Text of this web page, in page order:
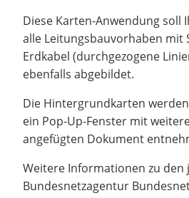
Diese Karten-Anwendung soll
alle Leitungsbauvorhaben mit
Erdkabel (durchgezogene
ebenfalls abgebildet.
Die Hintergrundkarten
ein Pop-Up-Fenster mit
angefügten Dokument
Weitere Informationen zu den
Bundesnetzagentur